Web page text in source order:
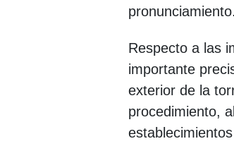
pronunciamiento.
Respecto a las
importante
exterior de la
procedimiento,